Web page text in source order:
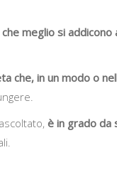
meglio si addicono
che, in un modo o
è in grado da